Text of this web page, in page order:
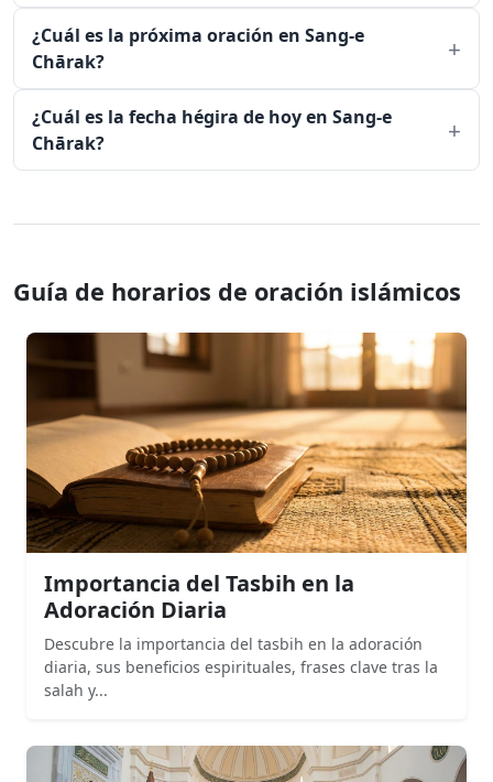
¿Cuál es la próxima oración en Sang-e
Chārak?
¿Cuál es la fecha hégira de hoy en Sang-e
Chārak?
Guía de horarios de oración islámicos
Importancia del Tasbih en la
Adoración Diaria
Descubre la importancia del tasbih en la adoración
diaria, sus beneficios espirituales, frases clave tras la
salah y...